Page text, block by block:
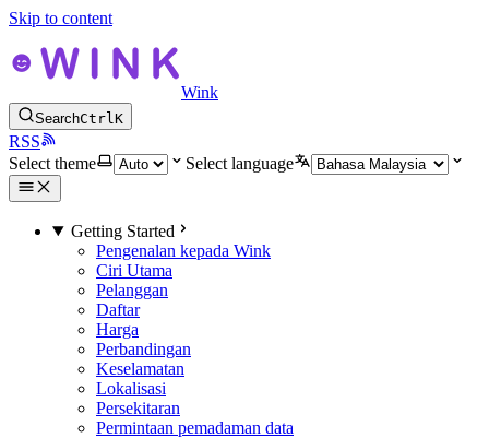
Skip to content
Wink
SearchCtrlK
RSS
Select theme
Select language
Getting Started
Pengenalan kepada Wink
Ciri Utama
Pelanggan
Daftar
Harga
Perbandingan
Keselamatan
Lokalisasi
Persekitaran
Permintaan pemadaman data